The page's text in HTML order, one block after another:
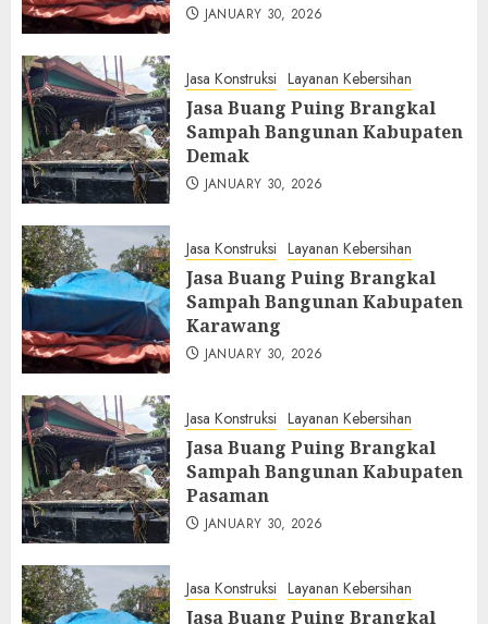
JANUARY 30, 2026
Jasa Konstruksi Layanan Kebersihan
Jasa Buang Puing Brangkal
Sampah Bangunan Kabupaten
Demak
JANUARY 30, 2026
Jasa Konstruksi Layanan Kebersihan
Jasa Buang Puing Brangkal
Sampah Bangunan Kabupaten
Karawang
JANUARY 30, 2026
Jasa Konstruksi Layanan Kebersihan
Jasa Buang Puing Brangkal
Sampah Bangunan Kabupaten
Pasaman
JANUARY 30, 2026
Jasa Konstruksi Layanan Kebersihan
Jasa Buang Puing Brangkal